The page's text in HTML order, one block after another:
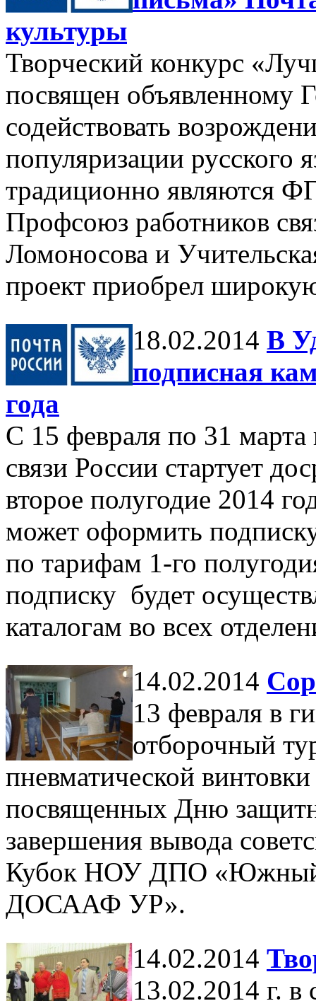
культуры
Творческий конкурс
посвящен объявленному
содействовать
популяризации русского
традиционно являются
Профсоюз работников
Ломоносова и
проект приобрел
18.02.2014 В
подписная
года
C 15 февраля по 31 марта
связи России стартует
второе полугодие 2014
может оформить
по тарифам 1-го
подписку будет
каталогам во всех
14.02.2014
13 февраля в
отборочный
пневматической
посвященных Дню
завершения вывода
Кубок НОУ ДПО «Южный
ДОСААФ УР».
14.02.2014
13.02.2014 г.